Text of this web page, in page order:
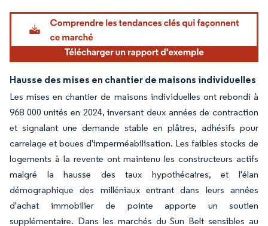
Hausse des mises en chantier de maisons individuelles
Les mises en chantier de maisons individuelles ont rebondi à
968 000 unités en 2024, inversant deux années de contraction
et signalant une demande stable en plâtres, adhésifs pour
carrelage et boues d'imperméabilisation. Les faibles stocks de
logements à la revente ont maintenu les constructeurs actifs
malgré la hausse des taux hypothécaires, et l'élan
démographique des milléniaux entrant dans leurs années
d'achat immobilier de pointe apporte un soutien
supplémentaire. Dans les marchés du Sun Belt sensibles au